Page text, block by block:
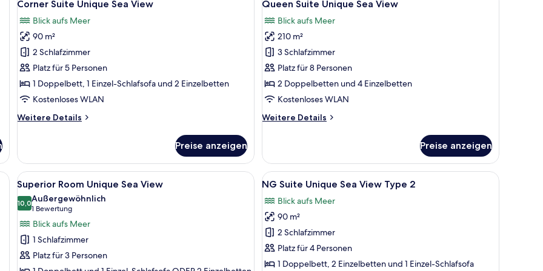
Fotos
für
Corner
Suite
Unique
Sea
View
Corner Suite Unique Sea View
Blick aufs Meer
90 m²
2 Schlafzimmer
Platz für 5 Personen
1 Doppelbett, 1 Einzel-Schlafsofa und 2 Einzelbetten
Kostenloses WLAN
Weitere Details
Weitere
Suite
Unique
Sea
View
Preise anzeigen
Fotos
für
Queen
Suite
Unique
Sea
View
Queen Suite Unique Sea View
Blick aufs Meer
210 m²
3 Schlafzimmer
Platz für 8 Personen
2 Doppelbetten und 4 Einzelbetten
Kostenloses WLAN
Weitere Details
Weitere
Suite
Unique
Sea
Preise anzeigen
mit einem Schwimmbecken im Vordergrund.
Alle
Fotos
für
Superior
Room
Unique
Sea
Ein modernes Hotelzimmer mit einem großen Bett, einem kleinen Schreibtisch, einem Balkon mit Meerblick und
5
Superior Room Unique Sea View
10,010,0 von 10
Außergewöhnlich
1 Bewertung
(1
Bewertung)
Blick aufs Meer
1 Schlafzimmer
Platz für 3 Personen
Alle
Fotos
für
NG
Suite
Unique
Sea
Ein modernes Hotelzimmer mit Sofa,
4
NG Suite Unique Sea View Type 2
Blick aufs Meer
90 m²
2 Schlafzimmer
Platz für 4 Personen
1 Doppelbett, 2 Einzelbetten und 1 Einzel-Schlafsofa